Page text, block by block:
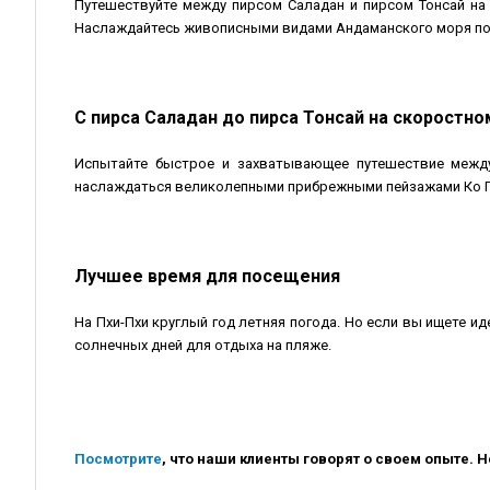
Путешествуйте между пирсом Саладан и пирсом Тонсай
Наслаждайтесь живописными видами Андаманского моря по
С пирса Саладан до пирса Тонсай на
Испытайте быстрое и захватывающее путешествие
наслаждаться великолепными прибрежными пейзажами Ко
Лучшее время для посещения
На Пхи-Пхи круглый год летняя погода. Но если вы ищете
солнечных дней для отдыха на пляже.
Посмотрите, что наши клиенты говорят о своем опыте.